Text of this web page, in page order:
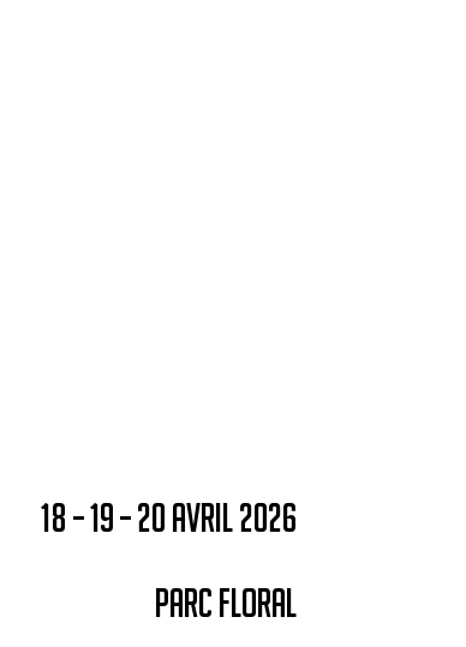
18 – 19 – 20 AVRIL 2026
PARC FLORAL